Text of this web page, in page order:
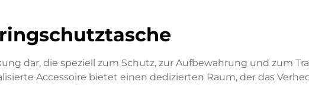
dar, die speziell zum Schutz, zur Aufbewahrung und zum
Accessoire bietet einen dedizierten Raum, der das